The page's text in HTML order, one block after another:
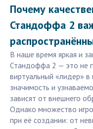
Почему
Стандоффа 2
В наше время яркая и
Стандоффа 2 — это не
виртуальный «лидер» в
значимость и
зависят от внешнего
Однако множество
при её создании: от